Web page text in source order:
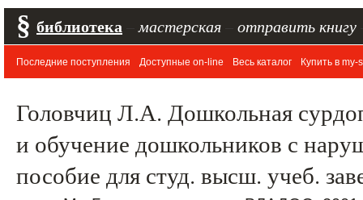
§ библиотека мастерская отправить книгу
Последние поступления Доступные on-line Весь каталог Купить в my-
Головчиц Л.А. Дошкольная
и обучение дошкольников с
пособие для студ. высш. учеб.